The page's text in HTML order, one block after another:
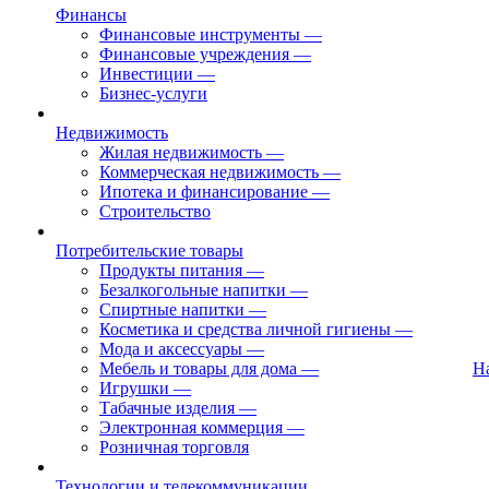
Финансы
Финансовые инструменты —
Финансовые учреждения —
Инвестиции —
Бизнес-услуги
Недвижимость
Жилая недвижимость —
Коммерческая недвижимость —
Ипотека и финансирование —
Строительство
Потребительские товары
Продукты питания —
Безалкогольные напитки —
Спиртные напитки —
Косметика и средства личной гигиены —
Мода и аксессуары —
Мебель и товары для дома —
Игрушки —
Табачные изделия —
Электронная коммерция —
Розничная торговля